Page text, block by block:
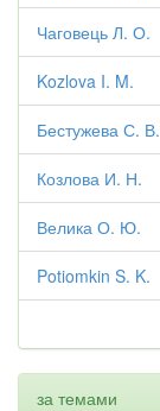
Чаговець Л. О.
Kozlova I. M.
Бестужева С. В.
Козлова И. Н.
Велика О. Ю.
Potiomkin S. K.
за темами